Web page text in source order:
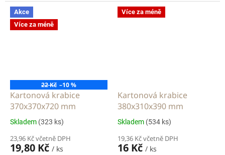
Akce
Více za méně
22 Kč –10 %
Kartonová krabice
370x370x720 mm
Skladem (323 ks)
23,96 Kč včetně DPH
19,80 Kč / ks
Více za méně
Kartonová krabice
380x310x390 mm
Skladem (534 ks)
19,36 Kč včetně DPH
16 Kč / ks